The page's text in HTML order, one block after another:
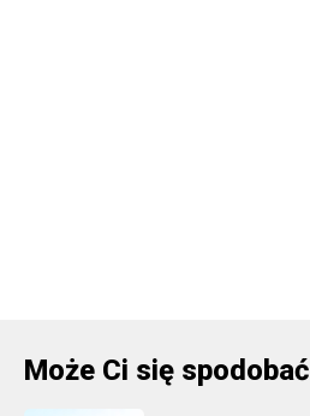
Może Ci się spodobać